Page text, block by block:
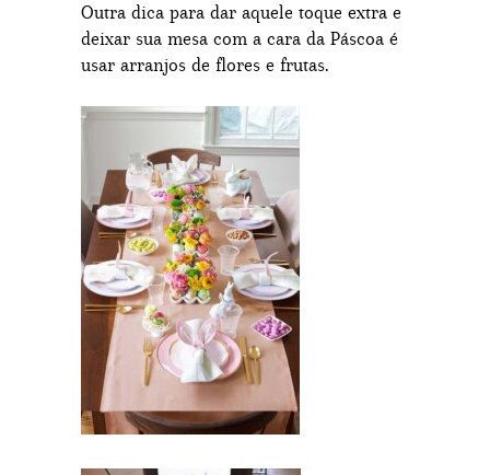
Outra dica para dar aquele toque extra e
deixar sua mesa com a cara da Páscoa é
usar arranjos de flores e frutas.